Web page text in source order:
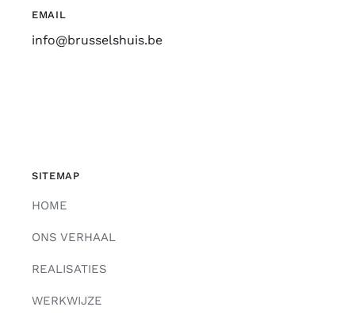
EMAIL
info@brusselshuis.be
SITEMAP
HOME
ONS VERHAAL
REALISATIES
WERKWIJZE